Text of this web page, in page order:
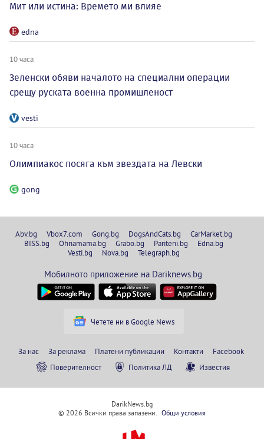
Мит или истина: Времето ми влияе
edna
10 часа
Зеленски обяви началото на специални операции
срещу руската военна промишленост
vesti
10 часа
Олимпиакос посяга към звездата на Левски
gong
Abv.bg Vbox7.com Gong.bg DogsAndCats.bg
CarMarket.bg
BISS.bg
Ohnamama.bg Grabo.bg Pariteni.bg
Edna.bg
Vesti.bg
Nova.bg Telegraph.bg
Мобилното приложение на Dariknews.bg
Четете ни в Google News
За нас За реклама Платени публикации Контакти
Facebook
Поверителност
Политика ЛД Известия
DarikNews.bg
© 2026 Всички права запазени. Общи условия